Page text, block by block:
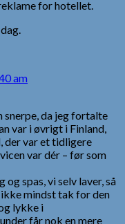
for hotellet.
am
snerpe, da jeg fortalte
var i øvrigt i Finland,
der var et tidligere
var dér – før som
og spas, vi selv laver, så
mindst tak for den
lykke i
får nok en mere